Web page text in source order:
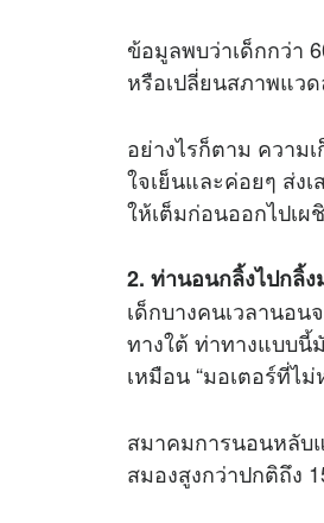
ข้อมูลพบว่าเด็กกว่า
หรือเปลี่ยนสภาพแว
อย่างไรก็ตาม ความ
ใจเย็นและค่อยๆ ส่ง
ให้เต็มก่อนออกไปเ
2. ท่านอนกลิ้งไปกลิ้
เด็กบางคนเวลานอน
ทางใต้ ท่าทางแบบนี้
เหมือน “มอเตอร์ที่ไ
สมาคมการนอนหลับ
สมองสูงกว่าปกติถึง